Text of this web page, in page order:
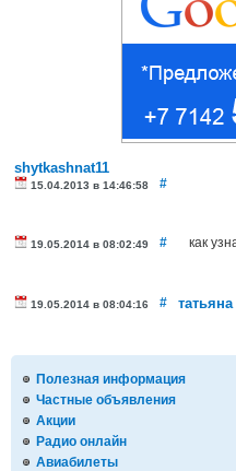
Полезная информация
Частные объявления
Акции
Радио онлайн
Авиабилеты
shytkashnat11
15.04.2013 в 14:46:58 #
19.05.2014 в 08:02:49 # как
татьяна
19.05.2014 в 08:04:16 #